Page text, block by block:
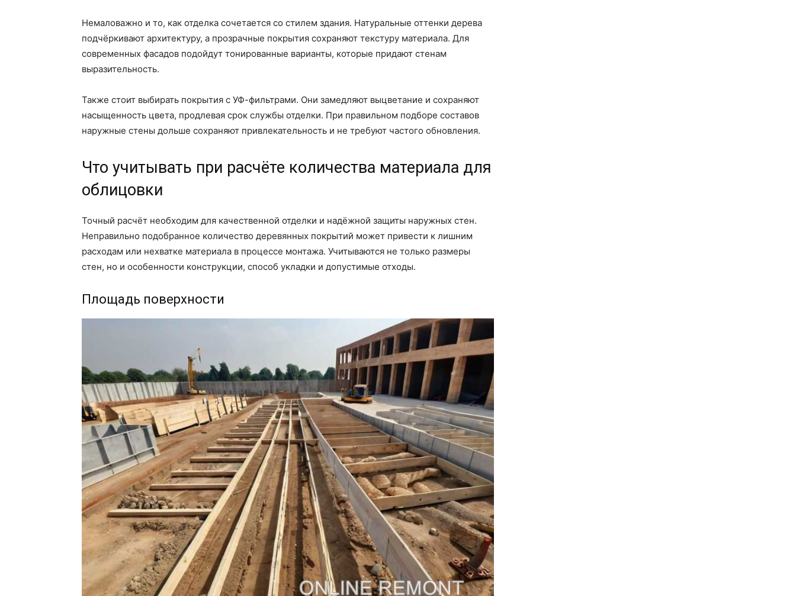
Немаловажно и то, как отделка сочетается со стилем здания. Натуральные оттенки дерева
подчёркивают архитектуру, а прозрачные покрытия сохраняют текстуру материала. Для
современных фасадов подойдут тонированные варианты, которые придают стенам
выразительность.
Также стоит выбирать покрытия с УФ-фильтрами. Они замедляют выцветание и сохраняют
насыщенность цвета, продлевая срок службы отделки. При правильном подборе составов
наружные стены дольше сохраняют привлекательность и не требуют частого обновления.
Что учитывать при расчёте количества материала для
облицовки
Точный расчёт необходим для качественной отделки и надёжной защиты наружных стен.
Неправильно подобранное количество деревянных покрытий может привести к лишним
расходам или нехватке материала в процессе монтажа. Учитываются не только размеры
стен, но и особенности конструкции, способ укладки и допустимые отходы.
Площадь поверхности